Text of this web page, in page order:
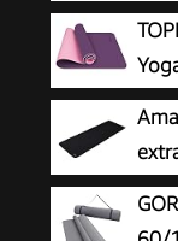
Sportmatte,
Tragegurt
183